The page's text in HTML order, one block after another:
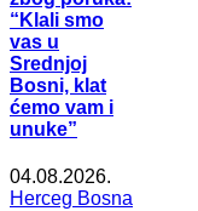
“Klali smo
vas u
Srednjoj
Bosni, klat
ćemo vam i
unuke”
04.08.2026.
Herceg Bosna